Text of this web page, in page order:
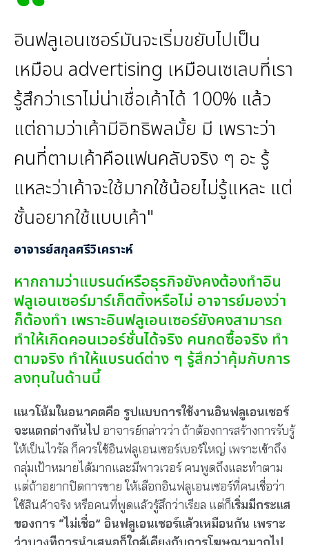
อินฟลูเอนเซอร์มันจะเริ่มขยับไปเป็น
เหมือน advertising เหมือนเซเลบที่เรา
รู้สึกว่าเราไม่น่าเชื่อเค้าได้ 100% แล้ว
แต่ถามว่าเค้ามีอิทธิพลมั้ย มี เพราะว่า
คนที่ตามเค้าคือแฟนคลับจริง ๆ อะ รู้
แหละว่าเค้าจะใช้มากใช้น้อยไม่รู้แหละ แต่
ชั้นอยากใช้แบบเค้า"
อาจารย์สกุลศรีวิเคราะห์
หากถามว่าแบรนด์หรือธุรกิจยังคงต้องทำอิน
ฟลูเอนเซอร์มาร์เก็ตติ้งหรือไม่ อาจารย์มองว่า
ก็ต้องทำ เพราะอินฟลูเอนเซอร์ยังคงสามารถ
ทำให้เกิดคอนเวอร์ชั่นได้จริง คนกดซื้อจริง ทำ
ตามจริง ทำให้แบรนด์ต่าง ๆ รู้สึกว่าคุ้มกับการ
ลงทุนในด้านนี้
แนวโน้มในอนาคตคือ รูปแบบการใช้งานอินฟลูเอนเซอร์
จะแตกต่างกันไป อาจารย์กล่าวว่า ถ้าต้องการสร้างการรับรู้
ให้เป็นไวรัล ก็ควรใช้อินฟลูเอนเซอร์เบอร์ใหญ่ เพราะเข้าถึง
กลุ่มเป้าหมายได้มากและมีพาวเวอร์ คนพูดถึงและทำตาม
แต่ถ้าอยากปิดการขาย ให้เลือกอินฟลูเอนเซอร์ที่คนเชื่อว่า
ใช้สินค้าจริง หรือคนที่พูดแล้วรู้สึกว่าเรียล แต่ก็เริ่มมีกระแส
ของการ “ไม่เชื่อ” อินฟลูเอนเซอร์แล้วเหมือนกัน เพราะ
ว่าบางทีการนำเสนอก็ใกล้เคียงกับการโฆษณามากไป